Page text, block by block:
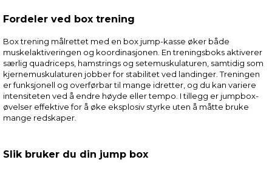
Fordeler ved box trening
Box trening målrettet med en box jump-kasse øker både
muskelaktiveringen og koordinasjonen. En treningsboks aktiverer
særlig quadriceps, hamstrings og setemuskulaturen, samtidig som
kjernemuskulaturen jobber for stabilitet ved landinger. Treningen
er funksjonell og overførbar til mange idretter, og du kan variere
intensiteten ved å endre høyde eller tempo. I tillegg er jumpbox-
øvelser effektive for å øke eksplosiv styrke uten å måtte bruke
mange redskaper.
Slik bruker du din jump box